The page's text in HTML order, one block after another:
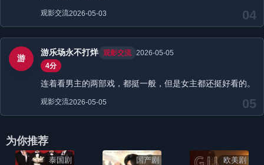
04
观影交流2026-05-03
05
游
游乐场永不打烊 观影交流 2026-05-05
4分
连着看男主的两部戏，都挺一般，但是女主都还挺好看的。
观影交流2026-05-05
为你推荐
泰国剧 国产剧 欧美剧